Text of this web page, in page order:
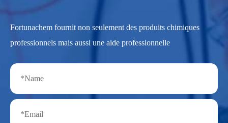
Fortunachem fournit non seulement des produits chimiques
professionnels mais aussi une aide professionnelle